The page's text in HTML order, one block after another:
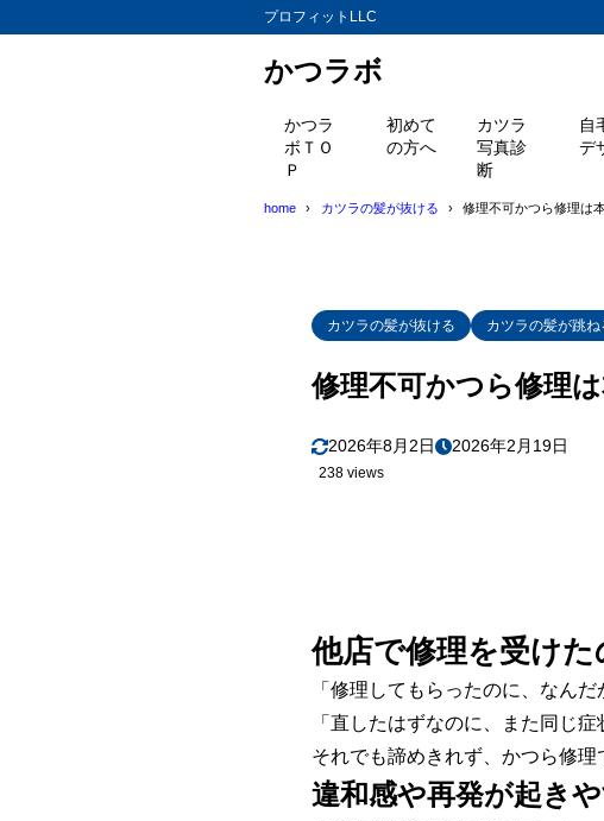
プロフィットLLC
かつラボ
かつラ
ボＴＯ
Ｐ
初めて
の方へ
カツラ
写真診
断
自
デ
home カツラの髪が抜ける 修理不可かつら修理は
カツラの髪が抜ける カツラの髪が跳ね
修理不可かつら修理
2026年8月2日 2026年2月19日
238 views
他店で修理を受け
「修理してもらったのに、なんだ
「直したはずなのに、また同じ症
それでも諦めきれず、かつら修理
違和感や再発が起き